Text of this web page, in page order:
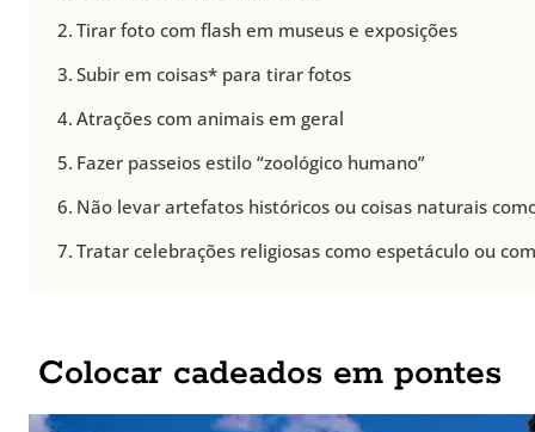
Tirar foto com flash em museus e exposições
Subir em coisas* para tirar fotos
Atrações com animais em geral
Fazer passeios estilo “zoológico humano”
Não levar artefatos históricos ou coisas naturais
Tratar celebrações religiosas como espetáculo ou
Colocar cadeados em pontes